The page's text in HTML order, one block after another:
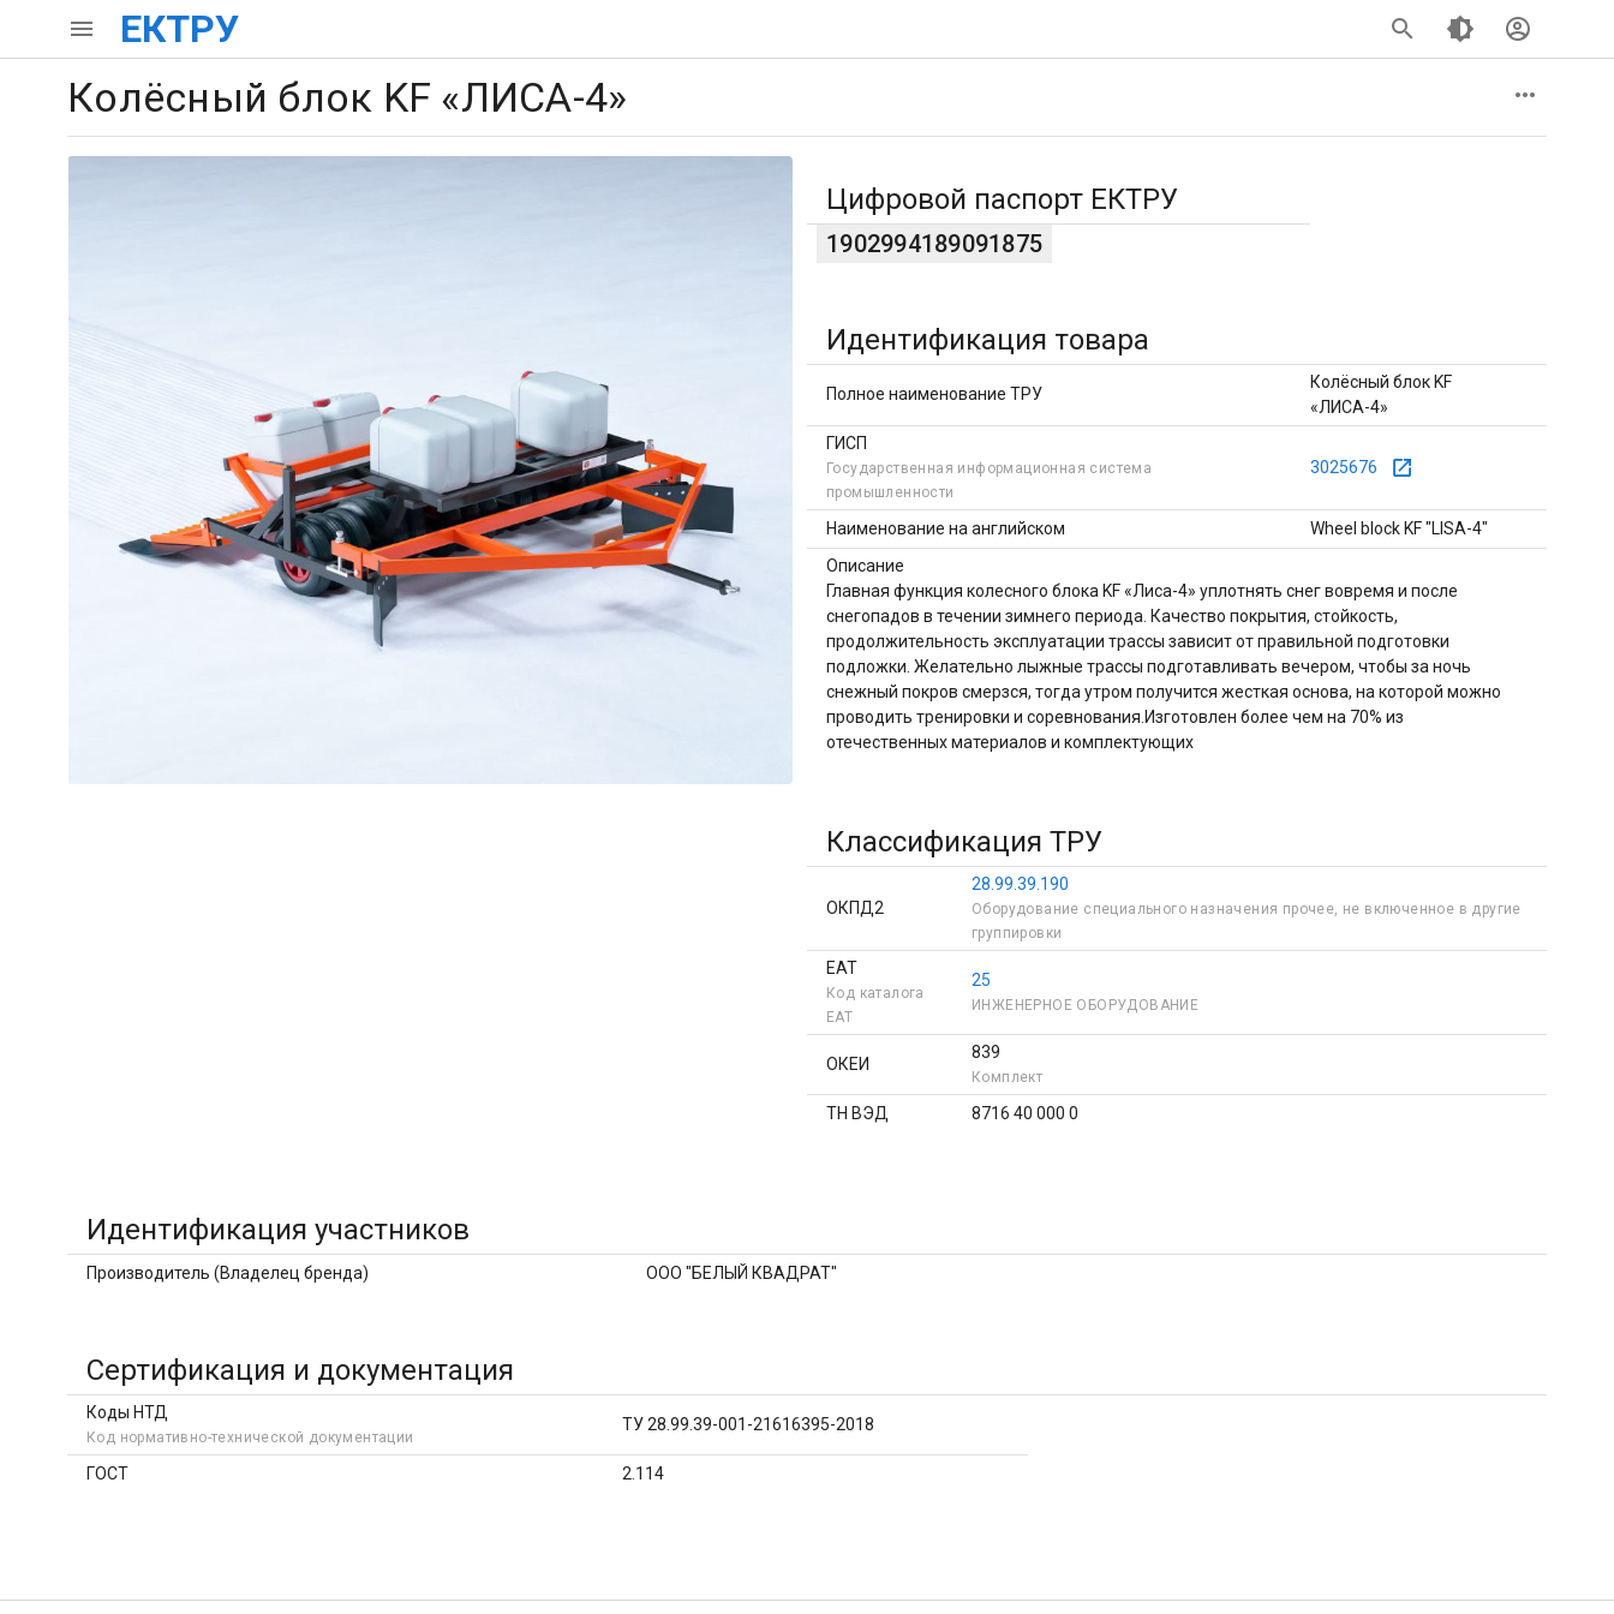
ЕКТРУ
Колёсный блок KF «ЛИСА-4»
Цифровой паспорт ЕКТРУ
1902994189091875
Идентификация товара
Полное наименование ТРУ
Колёсный блок KF
«ЛИСА-4»
ГИСП
Государственная информационная система
промышленности
3025676
Наименование на английском
Wheel block KF "LISA-4"
Описание
Главная функция колесного блока KF «Лиса-4» уплотнять снег вовремя и после
снегопадов в течении зимнего периода. Качество покрытия, стойкость,
продолжительность эксплуатации трассы зависит от правильной подготовки
подложки. Желательно лыжные трассы подготавливать вечером, чтобы за ночь
снежный покров смерзся, тогда утром получится жесткая основа, на которой можно
проводить тренировки и соревнования.Изготовлен более чем на 70% из
отечественных материалов и комплектующих
Классификация ТРУ
ОКПД2
28.99.39.190
Оборудование специального назначения прочее, не включенное в другие
группировки
ЕАТ
Код каталога
ЕAT
25
ИНЖЕНЕРНОЕ ОБОРУДОВАНИЕ
ОКЕИ
839
Комплект
ТН ВЭД 8716 40 000 0
Идентификация участников
Производитель (Владелец бренда) ООО "БЕЛЫЙ КВАДРАТ"
Сертификация и документация
Коды НТД
Код нормативно-технической документации
ТУ 28.99.39-001-21616395-2018
ГОСТ 2.114